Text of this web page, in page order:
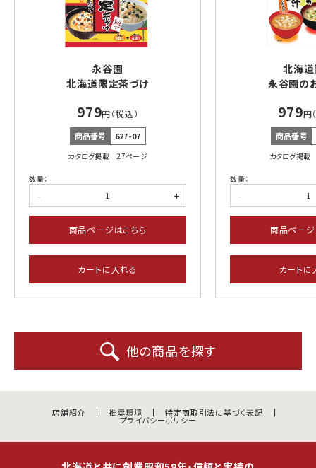
永谷園
北海道限定茶づけ
979円（税込）
商品番号 627-07
カタログ掲載 27ページ
数量：
- +
商品ページはこちら
カートに入れる
北海
永谷園の
979円
商品番号
カタログ掲
数量：
-
商品ページ
カートに
他の商品を探す
店舗紹介 推奨環境 特定商取引法に基づく表記
プライバシーポリシー